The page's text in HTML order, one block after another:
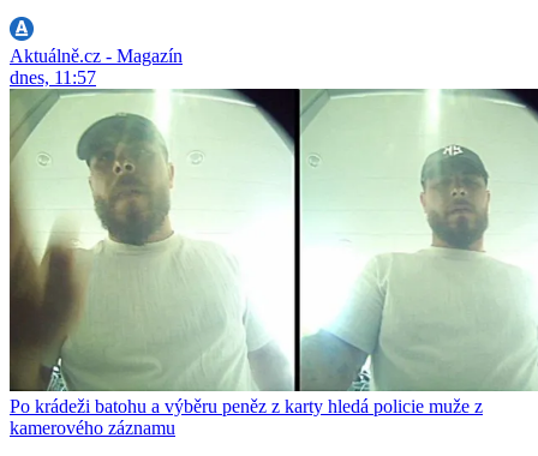
Aktuálně.cz - Magazín
dnes, 11:57
Po krádeži batohu a výběru peněz z karty hledá policie muže z
kamerového záznamu